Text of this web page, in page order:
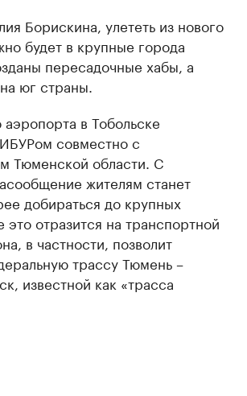
Борискина, улететь из нового
будет в крупные города
пересадочные хабы, а
юг страны.
аэропорта в Тобольске
совместно с
Тюменской области. С
жителям станет
добираться до крупных
это отразится на транспортной
в частности, позволит
трассу Тюмень –
известной как «трасса